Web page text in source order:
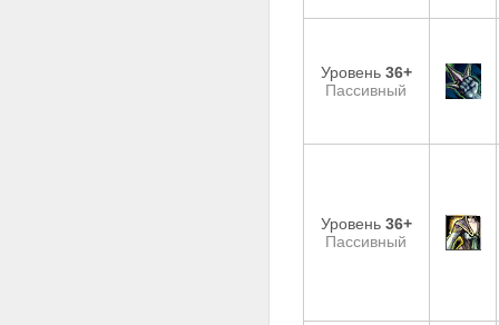
Уровень 36+
Пассивный
Уровень 36+
Пассивный